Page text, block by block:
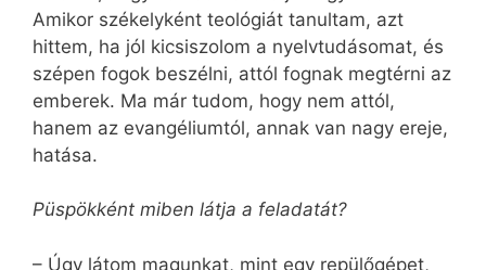
Amikor székelyként teológiát tanultam, azt
hittem, ha jól kicsiszolom a nyelvtudásomat, és
szépen fogok beszélni, attól fognak megtérni az
emberek. Ma már tudom, hogy nem attól,
hanem az evangéliumtól, annak van nagy ereje,
hatása.
Püspökként miben látja a feladatát?
– Úgy látom magunkat, mint egy repülőgépet,